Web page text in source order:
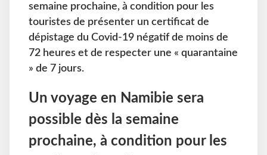
semaine prochaine, à condition pour les
touristes de présenter un certificat de
dépistage du Covid-19 négatif de moins de
72 heures et de respecter une « quarantaine
» de 7 jours.
Un voyage en Namibie sera
possible dès la semaine
prochaine, à condition pour les